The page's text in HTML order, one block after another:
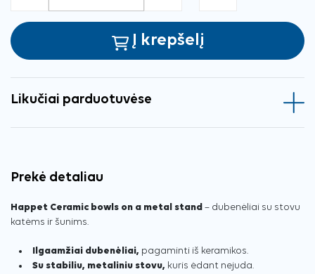
Į krepšelį
Likučiai parduotuvėse
Prekė detaliau
Happet Ceramic bowls on a metal stand – dubenėliai su stovu
katėms ir šunims.
Ilgaamžiai dubenėliai, pagaminti iš keramikos.
Su stabiliu, metaliniu stovu, kuris ėdant nejuda.